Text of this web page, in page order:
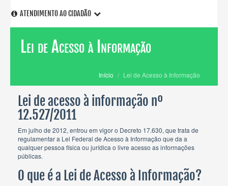
ATENDIMENTO AO CIDADÃO
Lei de Acesso à Informação
Início Lei de Acesso à Informação
Lei de acesso à informação nº
12.527/2011
Em julho de 2012, entrou em vigor o Decreto 17.630, que trata de
regulamentar a Lei Federal de Acesso à Informação que da a
qualquer pessoa física ou jurídica o livre acesso as informações
públicas.
O que é a Lei de Acesso à Informação?